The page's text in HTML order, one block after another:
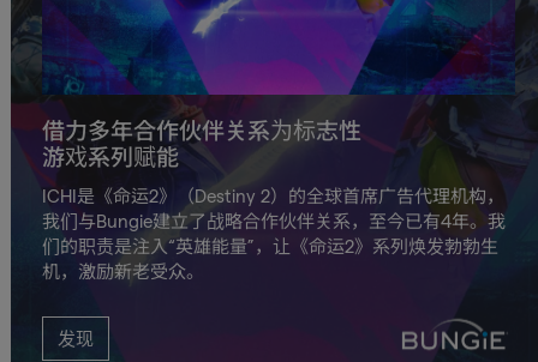
借力多年合作伙伴关系为标志性
游戏系列赋能
ICHI是《命运2》（Destiny 2）的全球首席广告代理机构，
我们与Bungie建立了战略合作伙伴关系，至今已有4年。我
们的职责是注入“英雄能量”，让《命运2》系列焕发勃勃生
机，激励新老受众。
发现